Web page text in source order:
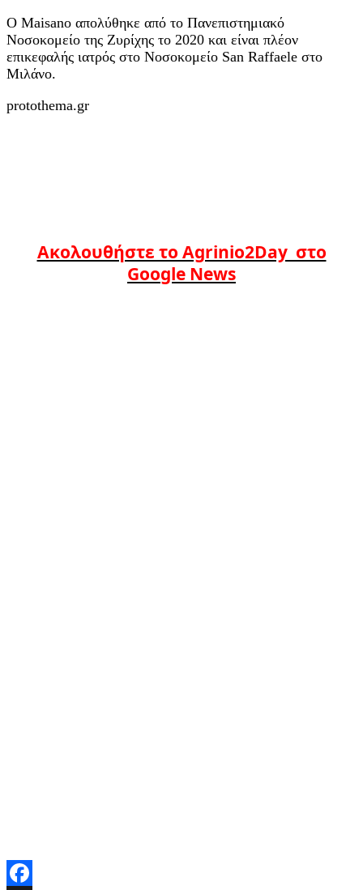
Ο Maisano απολύθηκε από το Πανεπιστημιακό
Νοσοκομείο της Ζυρίχης το 2020 και είναι πλέον
επικεφαλής ιατρός στο Νοσοκομείο San Raffaele στο
Μιλάνο.
protothema.gr
Ακολουθήστε το Agrinio2Day στο
Google News